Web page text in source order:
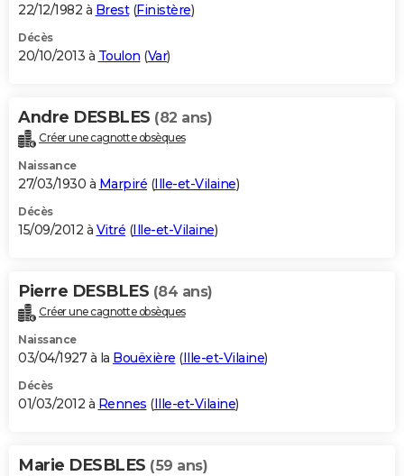
22/12/1982 à Brest(Finistère)
Décès
20/10/2013 à Toulon (Var)
Andre DESBLES (82 ans)
Créer une cagnotte obsèques
Naissance
27/03/1930 à Marpiré (Ille-et-Vilaine)
Décès
15/09/2012 à Vitré (Ille-et-Vilaine)
Pierre DESBLES (84 ans)
Créer une cagnotte obsèques
Naissance
03/04/1927 à la Bouëxière (Ille-et-Vilaine)
Décès
01/03/2012 à Rennes (Ille-et-Vilaine)
Marie DESBLES (59 ans)